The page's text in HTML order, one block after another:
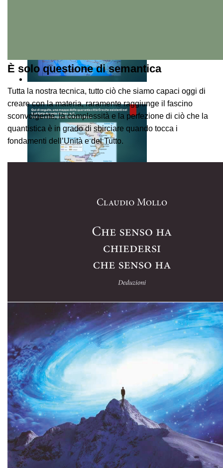
È solo questione di semantica
Tutta la nostra tecnica, tutto ciò che siamo capaci oggi di
creare con la materia, raramente raggiunge il fascino
sconvolgente, la complessità e la perfezione di ciò che la
quantistica è in grado di sbirciare quando tocca i
fondamenti dell’Unità e del Tutto.